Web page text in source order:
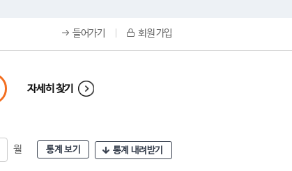
들어가기 회원 가입
자세히 찾기
월 통계 보기 통계 내려받기